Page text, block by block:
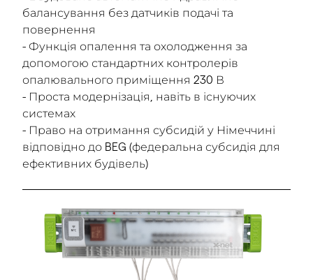
балансування без датчиків подачі та
повернення
- Функція опалення та охолодження за
допомогою стандартних контролерів
опалювального приміщення 230 В
- Проста модернізація, навіть в існуючих
системах
- Право на отримання субсидій у Німеччині
відповідно до BEG (федеральна субсидія для
ефективних будівель)